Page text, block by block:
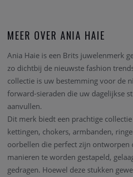
MEER OVER ANIA HAIE
Ania Haie is een Brits juwelenmerk
zo dichtbij de nieuwste fashion
collectie is uw bestemming voor de
forward-sieraden die uw dagelijkse
aanvullen.
Dit merk biedt een prachtige
kettingen, chokers, armbanden,
oorbellen die perfect zijn ontworpen
manieren te worden gestapeld,
gedragen. Hoewel deze stukken